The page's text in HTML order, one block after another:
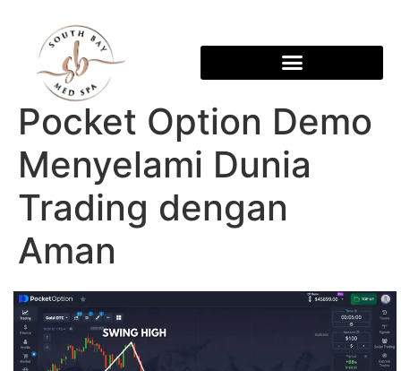
Pocket Option Demo
Menyelami Dunia
Trading dengan
Aman